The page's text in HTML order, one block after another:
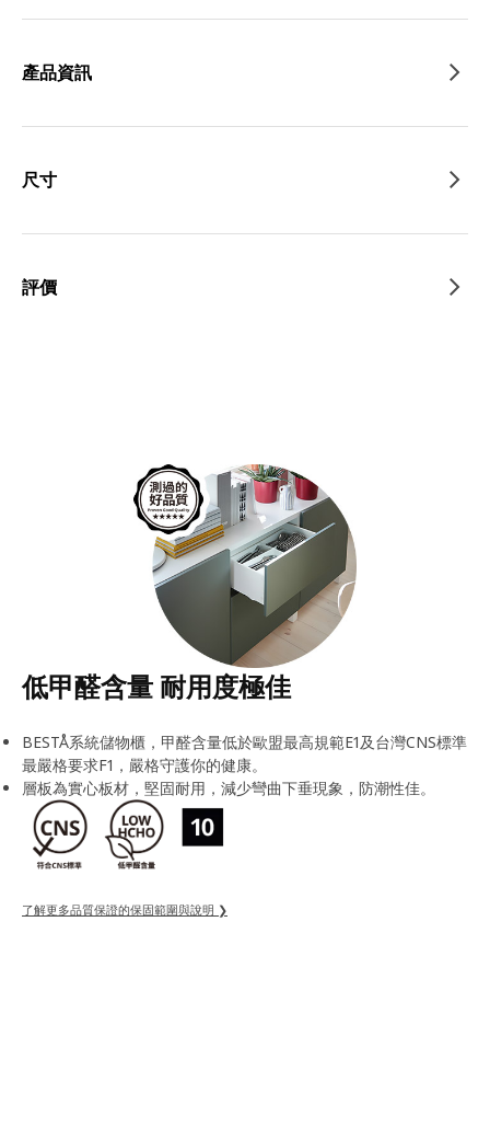
產品資訊
尺寸
評價
低甲醛含量 耐用度極佳
BESTÅ系統儲物櫃，甲醛含量低於歐盟最高規範E1及台灣CNS標準
最嚴格要求F1，嚴格守護你的健康。
層板為實心板材，堅固耐用，減少彎曲下垂現象，防潮性佳。
了解更多品質保證的保固範圍與說明 ❯